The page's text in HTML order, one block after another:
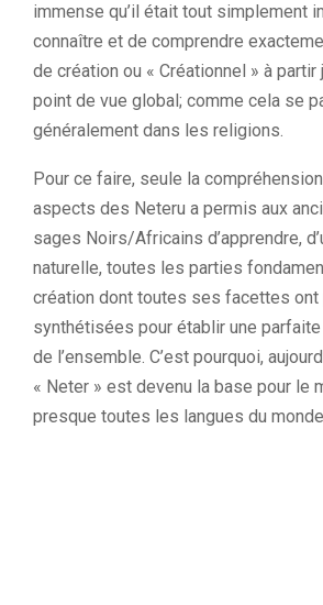
immense qu’il était tout simplement
connaître et de comprendre
de création ou « Créationnel » à partir
point de vue global; comme cela se
généralement dans les religions.
Pour ce faire, seule la
aspects des Neteru a permis aux
sages Noirs/Africains d’apprendre,
naturelle, toutes les parties
création dont toutes ses facettes ont
synthétisées pour établir une
de l’ensemble. C’est pourquoi,
« Neter » est devenu la base pour le
presque toutes les langues du